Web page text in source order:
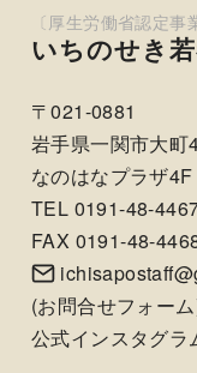
いちのせき
〒021-0881
岩手県一関市大町
なのはなプラザ4F
TEL 0191-48-
FAX 0191-48-
(お問合せフォーム
公式インスタグラ